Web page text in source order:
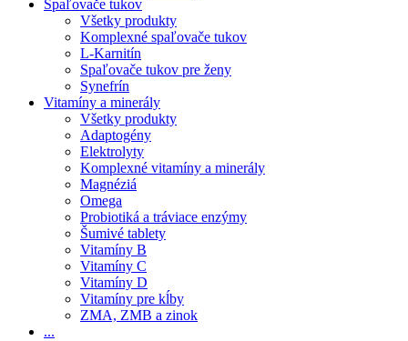
Spaľovače tukov
Všetky produkty
Komplexné spaľovače tukov
L-Karnitín
Spaľovače tukov pre ženy
Synefrín
Vitamíny a minerály
Všetky produkty
Adaptogény
Elektrolyty
Komplexné vitamíny a minerály
Magnéziá
Omega
Probiotiká a tráviace enzýmy
Šumivé tablety
Vitamíny B
Vitamíny C
Vitamíny D
Vitamíny pre kĺby
ZMA, ZMB a zinok
...